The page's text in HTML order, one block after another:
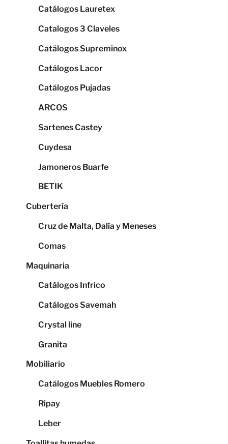
Catálogos Lauretex
Catalogos 3 Claveles
Catálogos Supreminox
Catálogos Lacor
Catálogos Pujadas
ARCOS
Sartenes Castey
Cuydesa
Jamoneros Buarfe
BETIK
Cubertería
Cruz de Malta, Dalía y Meneses
Comas
Maquinaria
Catálogos Infrico
Catálogos Savemah
Crystal line
Granita
Mobiliario
Catálogos Muebles Romero
Ripay
Leber